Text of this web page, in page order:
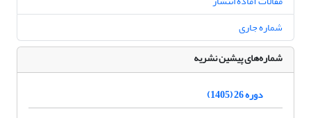
شماره جاری
شماره‌های پیشین نشریه
دوره 26 (1405)